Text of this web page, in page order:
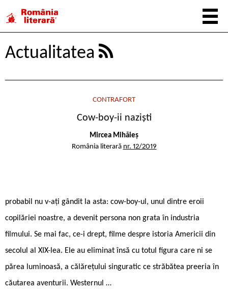
Actualitatea
CONTRAFORT
Cow-boy-ii naziști
Mircea Mihăieș
România literară nr. 12/2019
probabil nu v-ați gândit la asta: cow-boy-ul, unul dintre eroii
copilăriei noastre, a devenit persona non grata în industria
filmului. Se mai fac, ce-i drept, filme despre istoria Americii din
secolul al XIX-lea. Ele au eliminat însă cu totul figura care ni se
părea luminoasă, a călărețului singuratic ce străbătea preeria în
căutarea aventurii. Westernul …